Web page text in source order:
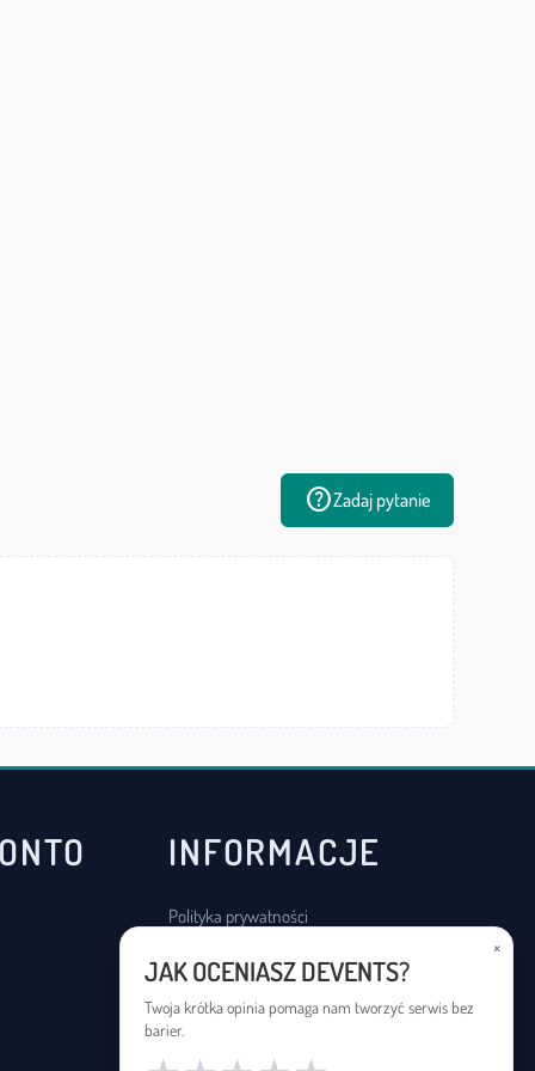
helpZadaj pytanie
INFORMACJE
Polityka prywatności
Deklaracja dostępności
×
JAK OCENIASZ DEVENTS?
Twoja krótka opinia pomaga nam tworzyć serwis bez
barier.